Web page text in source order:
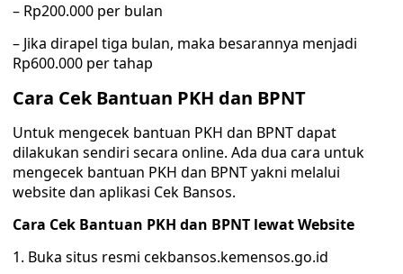
– Rp200.000 per bulan
– Jika dirapel tiga bulan, maka besarannya menjadi
Rp600.000 per tahap
Cara Cek Bantuan PKH dan BPNT
Untuk mengecek bantuan PKH dan BPNT dapat
dilakukan sendiri secara online. Ada dua cara untuk
mengecek bantuan PKH dan BPNT yakni melalui
website dan aplikasi Cek Bansos.
Cara Cek Bantuan PKH dan BPNT lewat Website
1. Buka situs resmi cekbansos.kemensos.go.id